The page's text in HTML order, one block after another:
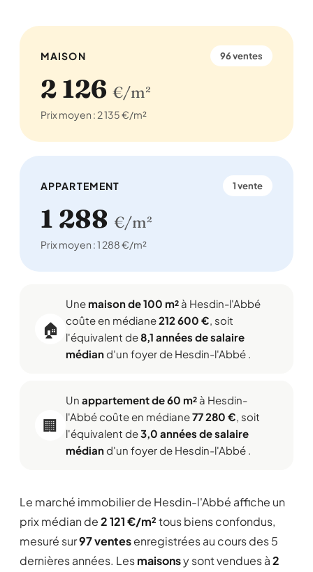
MAISON 96 ventes
2 126 €/m²
Prix moyen : 2 135 €/m²
APPARTEMENT 1 vente
1 288 €/m²
Prix moyen : 1 288 €/m²
🏠
Une maison de 100 m² à Hesdin-l'Abbé
coûte en médiane212 600 €, soit
l'équivalent de8,1 années de salaire
médiand'un foyer de Hesdin-l'Abbé .
🏢
Un appartement de 60 m² à Hesdin-
l'Abbé coûte en médiane77 280 €, soit
l'équivalent de3,0 années de salaire
médiand'un foyer de Hesdin-l'Abbé .
Le marché immobilier de Hesdin-l'Abbé affiche un
prix médian de2 121 €/m²tous biens confondus,
mesuré sur97 ventesenregistrées au cours des 5
dernières années. Lesmaisonsy sont vendues à2